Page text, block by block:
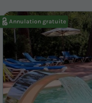
Annulation gratuite